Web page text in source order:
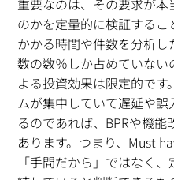
のかを定量的に検証する
かかる時間や件数を分析
数の数％しか占めていな
よる投資効果は限定的で
ムが集中していて遅延や
るのであれば、BPRや機
あります。つまり、Must
「手間だから」ではなく